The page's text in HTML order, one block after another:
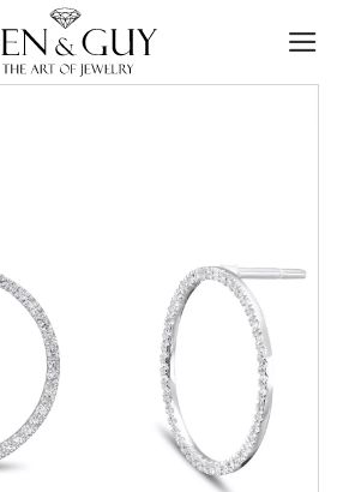
content